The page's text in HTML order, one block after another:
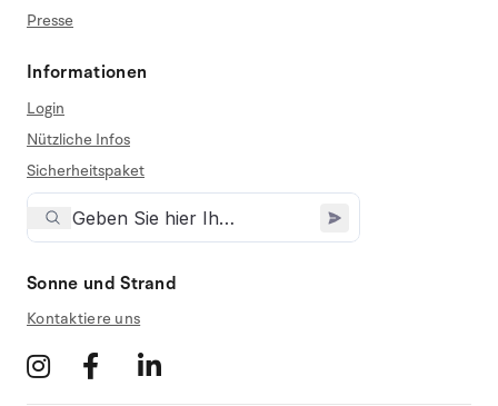
Presse
Informationen
Login
Nützliche Infos
Sicherheitspaket
Sonne und Strand
Kontaktiere uns